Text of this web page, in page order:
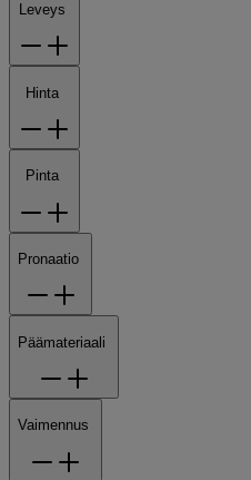
Leveys
Hinta
Pinta
Pronaatio
Päämateriaali
Vaimennus